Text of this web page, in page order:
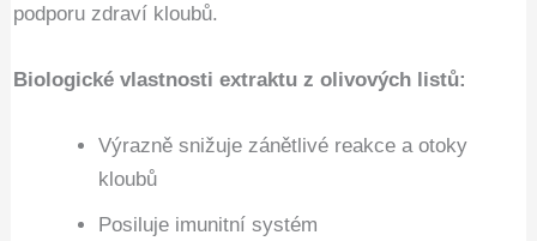
podporu zdraví kloubů.
Biologické vlastnosti extraktu z olivových listů:
Výrazně snižuje zánětlivé reakce a otoky
kloubů
Posiluje imunitní systém